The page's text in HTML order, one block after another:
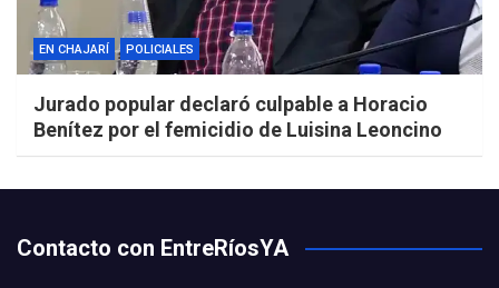
EN CHAJARÍ POLICIALES
Jurado popular declaró culpable a Horacio
Benítez por el femicidio de Luisina Leoncino
Contacto con EntreRíosYA